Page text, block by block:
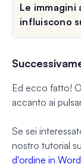
Le immagini
influiscono
Ed ecco fatto!
accanto ai
Se sei
nostro tutorial su
d'ordine in